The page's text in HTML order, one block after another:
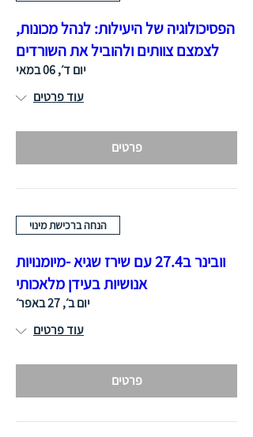
הפסיכולוגיה של היעילות: לנהל מכונות,
לצמצם צוותים ולהוביל את השורדים
יום ד׳, 06 במאי
עוד פרטים
פרטים
הנחה ברכישת מינוי
וובינר ב27.4 עם שירז שגיא -מיומנויות
אנושיות בעידן מלאכותי
יום ב׳, 27 באפר׳
עוד פרטים
פרטים